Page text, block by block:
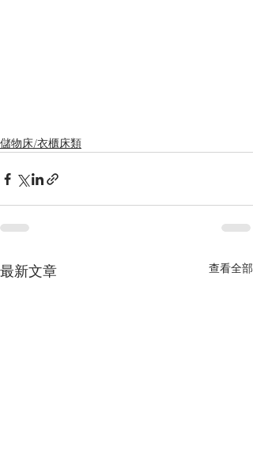
儲物床/衣櫃床類
最新文章 查看全部